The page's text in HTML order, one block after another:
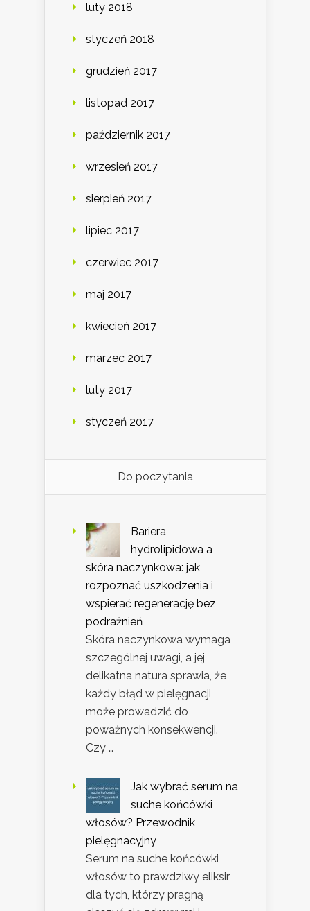
luty 2018
styczeń 2018
grudzień 2017
listopad 2017
październik 2017
wrzesień 2017
sierpień 2017
lipiec 2017
czerwiec 2017
maj 2017
kwiecień 2017
marzec 2017
luty 2017
styczeń 2017
Do poczytania
Bariera
hydrolipidowa a
skóra naczynkowa: jak
rozpoznać uszkodzenia i
wspierać regenerację bez
podrażnień
Skóra naczynkowa wymaga
szczególnej uwagi, a jej
delikatna natura sprawia, że
każdy błąd w pielęgnacji
może prowadzić do
poważnych konsekwencji.
Czy …
Jak wybrać serum na
suche końcówki
włosów? Przewodnik
pielęgnacyjny
Serum na suche końcówki
włosów to prawdziwy eliksir
dla tych, którzy pragną